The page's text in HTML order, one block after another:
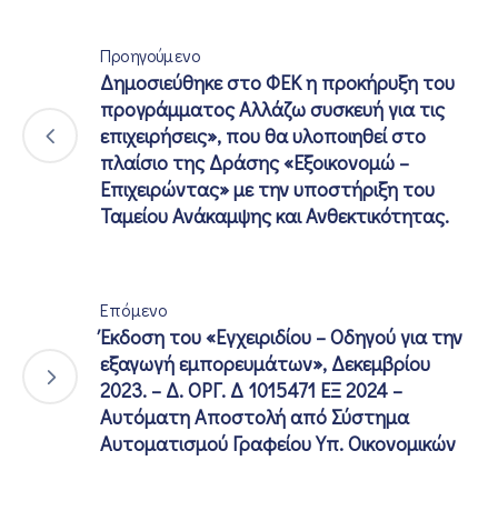
Προηγούμενο
Δημοσιεύθηκε στο ΦΕΚ η προκήρυξη του
προγράμματος Αλλάζω συσκευή για τις
επιχειρήσεις», που θα υλοποιηθεί στο
πλαίσιο της Δράσης «Εξοικονομώ –
Επιχειρώντας» με την υποστήριξη του
Ταμείου Ανάκαμψης και Ανθεκτικότητας.
Επόμενο
Έκδοση του «Εγχειριδίου – Οδηγού για την
εξαγωγή εμπορευμάτων», Δεκεμβρίου
2023. – Δ. ΟΡΓ. Δ 1015471 ΕΞ 2024 –
Αυτόματη Αποστολή από Σύστημα
Αυτοματισμού Γραφείου Υπ. Οικονομικών